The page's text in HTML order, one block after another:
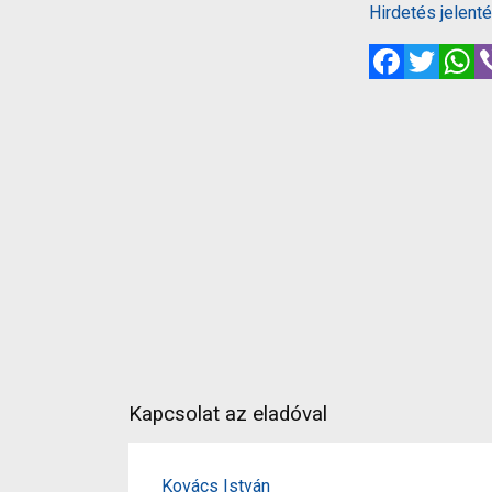
Hirdetés
FacebookTwitter
Kapcsolat az eladóval
Kovács István